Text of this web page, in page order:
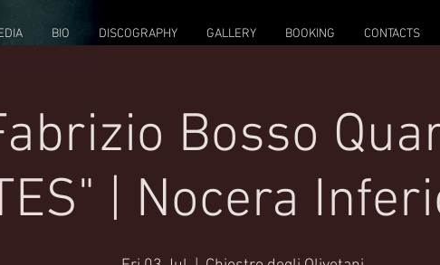
BIO DISCOGRAPHY GALLERY BOOKING CONTACTS
Bosso
| Nocera